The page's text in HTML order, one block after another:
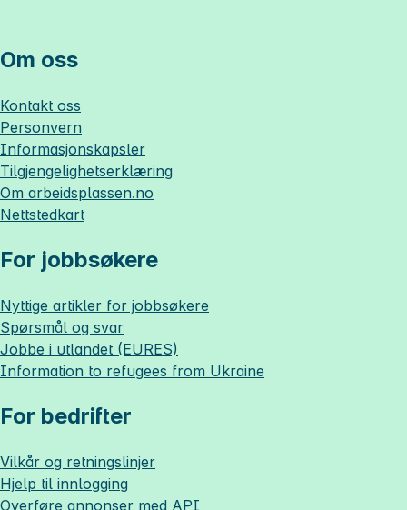
Om oss
Kontakt oss
Personvern
Informasjonskapsler
Tilgjengelighetserklæring
Om arbeidsplassen.no
Nettstedkart
For jobbsøkere
Nyttige artikler for jobbsøkere
Spørsmål og svar
Jobbe i utlandet (EURES)
Information to refugees from Ukraine
For bedrifter
Vilkår og retningslinjer
Hjelp til innlogging
Overføre annonser med API